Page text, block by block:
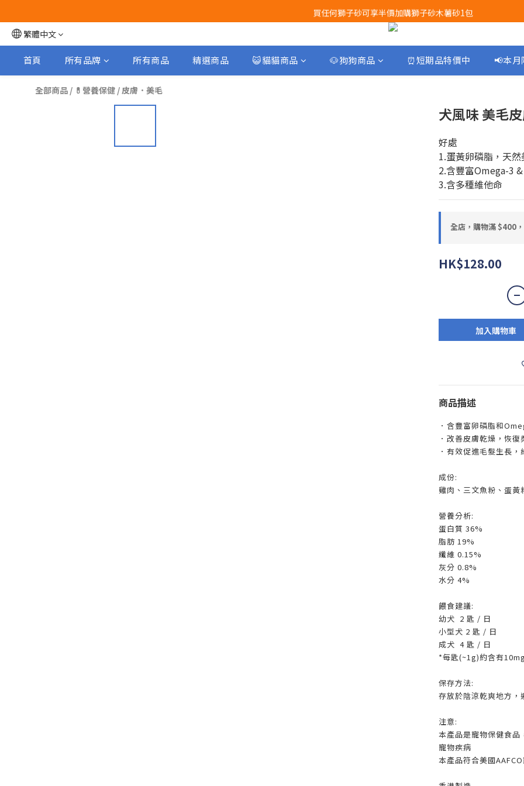
Airbuggy 全線現貨8折！立即點擊火速搶購
買任何獅子砂可享半價加購獅子砂木薯砂1包
Airbuggy 全線現貨8折！立即點擊火速搶購
繁體中文
首頁 所有品牌 所有商品 精選商品 😺貓貓商品 🐶狗狗商品 ⏰短期品特價中 📢本
全部商品 / 💊營養保健 /皮膚．美毛
犬風味 美毛
好處
1.蛋黃卵磷脂，天然
2.含豐富Omega-3
3.含多種維他命
全店，購物滿 $400
HK$128.00
加入購物車
商品描述
．含豐富卵磷脂和
．改善皮膚乾燥，恢復
．有效促進毛髮生長
成份:
雞肉、三文魚粉、蛋
營養分析:
蛋白質 36%
脂肪 19%
纖維 0.15%
灰分 0.8%
水分 4%
餵食建議:
幼犬 2 匙 / 日
小型犬 2 匙 / 日
成犬 4 匙 / 日
*每匙(~1g)約含有
保存方法:
存放於陰涼乾爽地方，
注意:
本產品是寵物保健食
寵物疾病
本產品符合美國